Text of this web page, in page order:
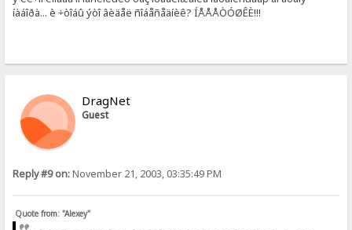
íàáîðà... è ÷òîáû ýòî âèäåë ñîáåñåäíèê? ÍÅÅÅÒÓØÊÈ!!!
DragNet
Guest
Reply #9 on:November 21, 2003, 03:35:49 PM
Quote from: "Alexey"